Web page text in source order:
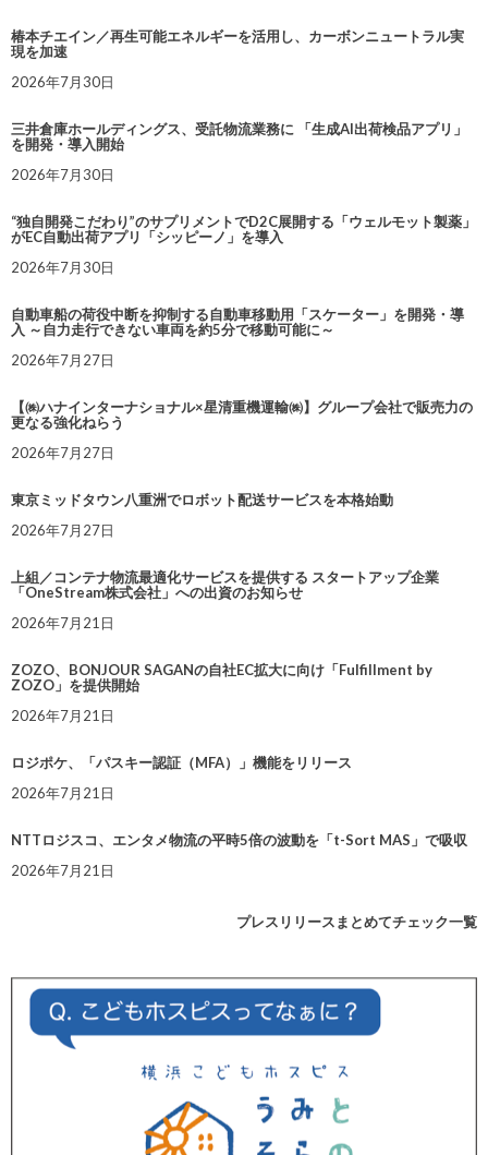
椿本チエイン／再生可能エネルギーを活用し、カーボンニュートラル実
現を加速
2026年7月30日
三井倉庫ホールディングス、受託物流業務に 「生成AI出荷検品アプリ」
を開発・導入開始
2026年7月30日
“独自開発こだわり”のサプリメントでD2C展開する「ウェルモット製薬」
がEC自動出荷アプリ「シッピーノ」を導入
2026年7月30日
自動車船の荷役中断を抑制する自動車移動用「スケーター」を開発・導
入 ～自力走行できない車両を約5分で移動可能に～
2026年7月27日
【㈱ハナインターナショナル×星清重機運輸㈱】グループ会社で販売力の
更なる強化ねらう
2026年7月27日
東京ミッドタウン八重洲でロボット配送サービスを本格始動
2026年7月27日
上組／コンテナ物流最適化サービスを提供する スタートアップ企業
「OneStream株式会社」への出資のお知らせ
2026年7月21日
ZOZO、BONJOUR SAGANの自社EC拡大に向け「Fulfillment by
ZOZO」を提供開始
2026年7月21日
ロジポケ、「パスキー認証（MFA）」機能をリリース
2026年7月21日
NTTロジスコ、エンタメ物流の平時5倍の波動を「t-Sort MAS」で吸収
2026年7月21日
プレスリリースまとめてチェック一覧